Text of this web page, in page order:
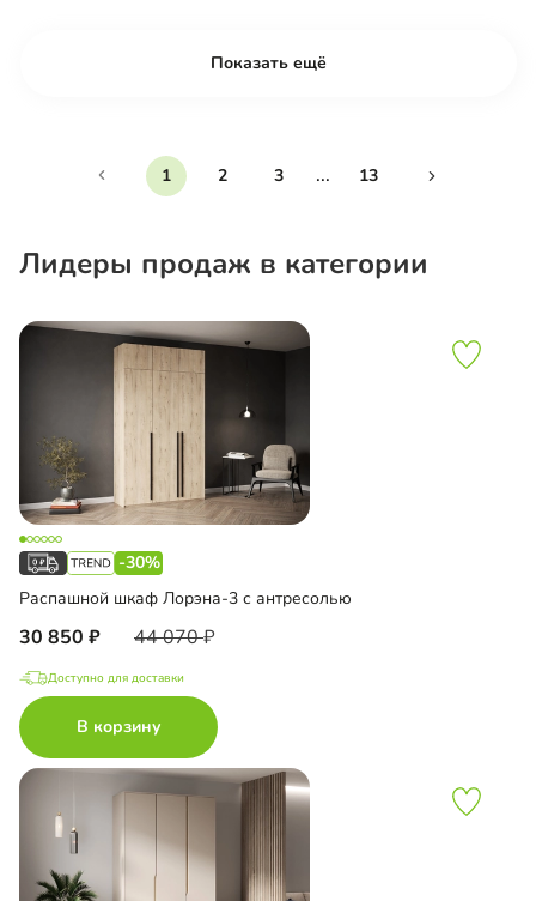
Показать ещё
1 2 3 ... 13
Лидеры продаж в категории
-30%
Распашной шкаф Лорэна-3 с антресолью
30 850 44 070
Доступно для доставки
В корзину